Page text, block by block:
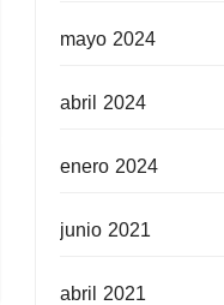
mayo 2024
abril 2024
enero 2024
junio 2021
abril 2021